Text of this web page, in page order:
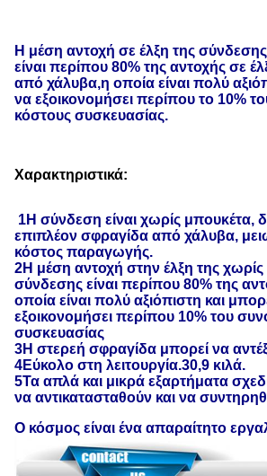
Η μέση αντοχή σε έλξη της
είναι περίπου 80% της αντοχής σε
από χάλυβα,η οποία είναι πολύ
να εξοικονομήσει περίπου το 10%
κόστους συσκευασίας.
Χαρακτηριστικά:
1Η σύνδεση είναι χωρίς μπουκέτα,
επιπλέον σφραγίδα από χάλυβα,
κόστος παραγωγής.
2Η μέση αντοχή στην έλξη της
σύνδεσης είναι περίπου 80% της
οποία είναι πολύ αξιόπιστη και
εξοικονομήσει περίπου 10% του
συσκευασίας
3Η στερεή σφραγίδα μπορεί να
4Εύκολο στη λειτουργία.30,9 κιλά.
5Τα απλά και μικρά εξαρτήματα
να αντικατασταθούν και να
Ο κόσμος είναι ένα απαραίτητο